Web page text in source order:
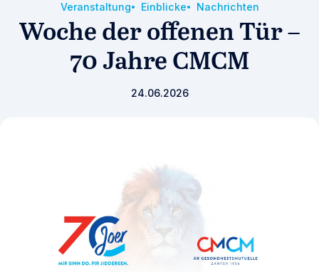
Veranstaltung Einblicke Nachrichten
Woche der offenen Tür –
70 Jahre CMCM
24.06.2026